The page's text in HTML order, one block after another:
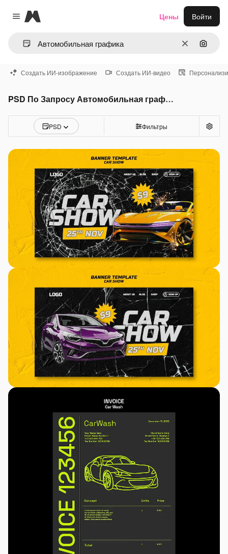
Close menu
Magnific
ОчиститьПоиск
Цены Войти
Создать ИИ-изображение Создать ИИ-видео
PSD По Запросу Автомобильная графика
PSD Фильтры